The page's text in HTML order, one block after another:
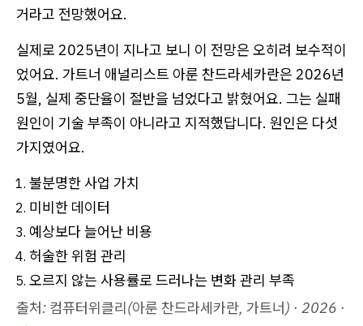
거라고 전망했어요.
실제로 2025년이 지나고 보니 이 전망은 오히려 보수적이
었어요. 가트너 애널리스트 아룬 찬드라세카란은 2026년
5월, 실제 중단율이 절반을 넘었다고 밝혔어요. 그는 실패
원인이 기술 부족이 아니라고 지적했답니다. 원인은 다섯
가지였어요.
불분명한 사업 가치
미비한 데이터
예상보다 늘어난 비용
허술한 위험 관리
오르지 않는 사용률로 드러나는 변화 관리 부족
출처: 컴퓨터위클리(아룬 찬드라세카란, 가트너) · 2026 ·